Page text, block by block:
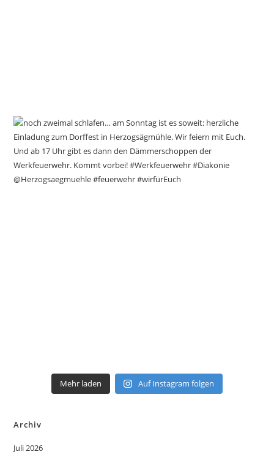
Mehr laden Auf Instagram folgen
Archiv
Juli 2026